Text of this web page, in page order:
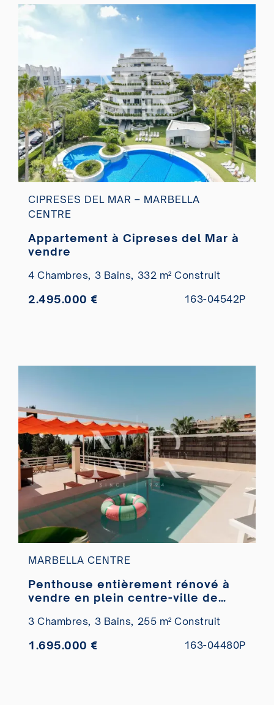
CIPRESES DEL MAR – MARBELLA
CENTRE
Appartement à Cipreses del Mar à
vendre
4 Chambres, 3 Bains, 332 m² Construit
2.495.000 € 163-04542P
MARBELLA CENTRE
Penthouse entièrement rénové à
vendre en plein centre-ville de
3 Chambres, 3 Bains, 255 m² Construit
1.695.000 € 163-04480P